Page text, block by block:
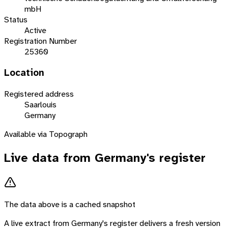
mbH
Status
Active
Registration Number
25360
Location
Registered address
Saarlouis
Germany
Available via Topograph
Live data from Germany's register
The data above is a cached snapshot
A live extract fromGermany's register delivers a fresh version